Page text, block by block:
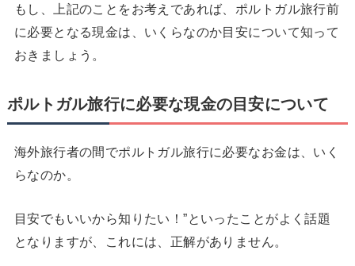
もし、上記のことをお考えであれば、ポルトガル旅行前
に必要となる現金は、いくらなのか目安について知って
おきましょう。
ポルトガル旅行に必要な現金の目安について
海外旅行者の間でポルトガル旅行に必要なお金は、いく
らなのか。
目安でもいいから知りたい！”といったことがよく話題
となりますが、これには、正解がありません。